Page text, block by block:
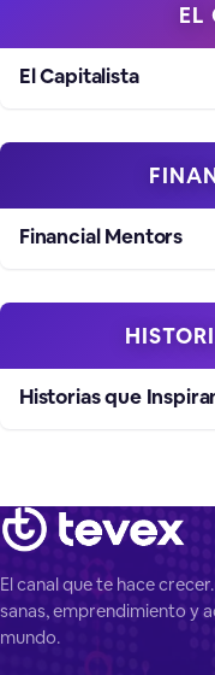
EL
El Capitalista
Financial Mentors
Historias que
El canal que te hace
sanas, emprendimiento y
mundo.